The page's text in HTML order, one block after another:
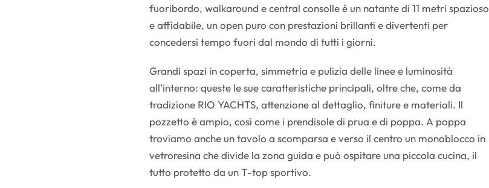
fuoribordo, walkaround e central consolle è un natante di 11 metri spazioso
e affidabile, un open puro con prestazioni brillanti e divertenti per
concedersi tempo fuori dal mondo di tutti i giorni.
Grandi spazi in coperta, simmetria e pulizia delle linee e luminosità
all’interno: queste le sue caratteristiche principali, oltre che, come da
tradizione RIO YACHTS, attenzione al dettaglio, finiture e materiali. Il
pozzetto è ampio, così come i prendisole di prua e di poppa. A poppa
troviamo anche un tavolo a scomparsa e verso il centro un monoblocco in
vetroresina che divide la zona guida e può ospitare una piccola cucina, il
tutto protetto da un T-top sportivo.